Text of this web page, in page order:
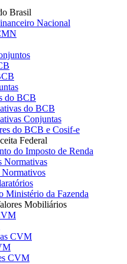
Brasil
Nacional
do BCB
do BCB
Conjuntas
do BCB e Cosif-e
Federal
do Imposto de Renda
Normativas
Normativos
Ministério da Fazenda
Mobiliários
CVM
CVM